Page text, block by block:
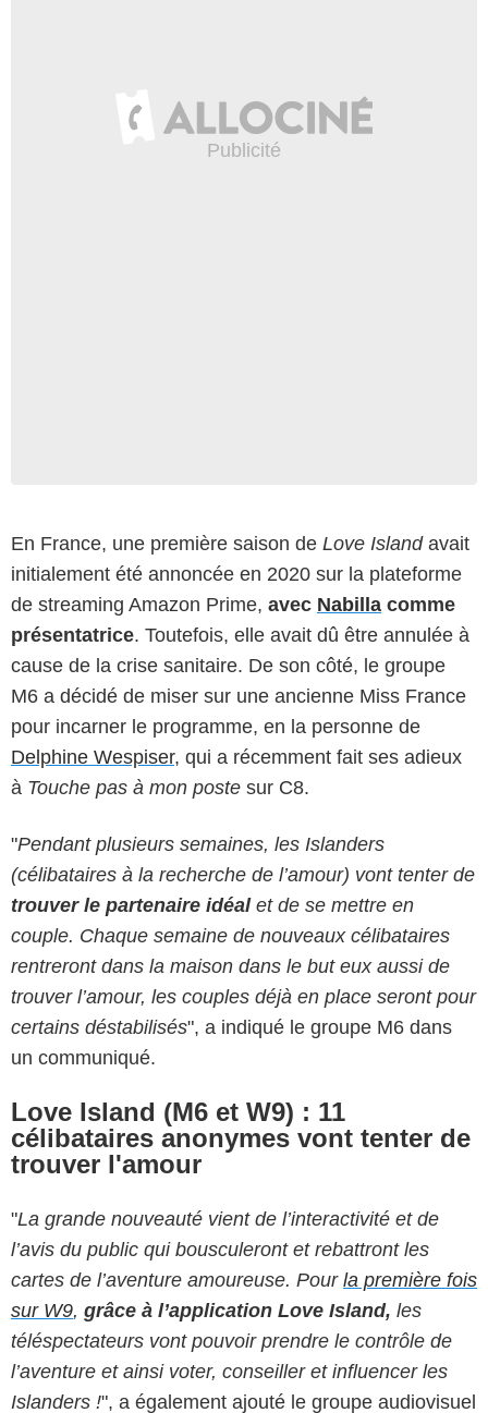
En France, une première saison de Love Islandavait
initialement été annoncée en 2020 sur la plateforme
de streaming Amazon Prime, avec Nabilla comme
présentatrice. Toutefois, elle avait dû être annulée à
cause de la crise sanitaire. De son côté, le groupe
M6 a décidé de miser sur une ancienne Miss France
pour incarner le programme, en la personne de
Delphine Wespiser, qui a récemment fait ses adieux
à Touche pas à mon poste sur C8.
"Pendant plusieurs semaines, les Islanders
(célibataires à la recherche de l’amour) vont tenter de
trouver le partenaire idéalet de se mettre en
couple. Chaque semaine de nouveaux célibataires
rentreront dans la maison dans le but eux aussi de
trouver l’amour, les couples déjà en place seront pour
certains déstabilisés", a indiqué le groupe M6 dans
un communiqué.
Love Island (M6 et W9) : 11
célibataires anonymes vont tenter de
trouver l'amour
"La grande nouveauté vient de l’interactivité et de
l’avis du public qui bousculeront et rebattront les
cartes de l’aventure amoureuse. Pour la première fois
sur W9, grâce à l’application Love Island, les
téléspectateurs vont pouvoir prendre le contrôle de
l’aventure et ainsi voter, conseiller et influencer les
Islanders !", a également ajouté le groupe audiovisuel